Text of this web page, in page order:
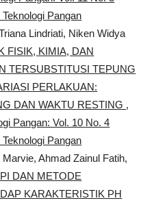
Pangan
Lindriati, Niken Widya
FISIK, KIMIA, DAN
TERSUBSTITUSI TEPUNG
PERLAKUAN:
DAN WAKTU RESTING ,
Pangan: Vol. 10 No. 4
Pangan
Ahmad Zainul Fatih,
DAN METODE
KARAKTERISTIK PH